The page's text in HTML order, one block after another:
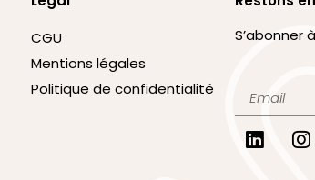
CGU
Mentions légales
Politique de confidentialité
S’abonner